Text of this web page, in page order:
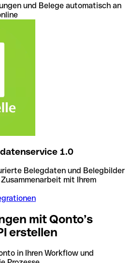
und Belege automatisch an
1.0
Belegdaten und Belegbilder
mit Ihrem
mit Qonto’s
erstellen
in Ihren Workflow und